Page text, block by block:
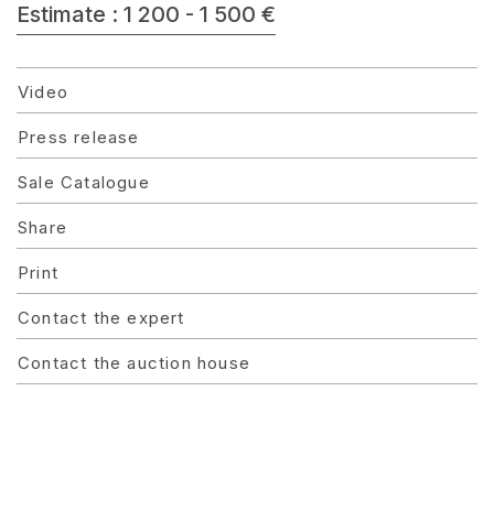
Estimate : 1 200 - 1 500 €
Video
Press release
Sale Catalogue
Share
Print
Contact the expert
Contact the auction house